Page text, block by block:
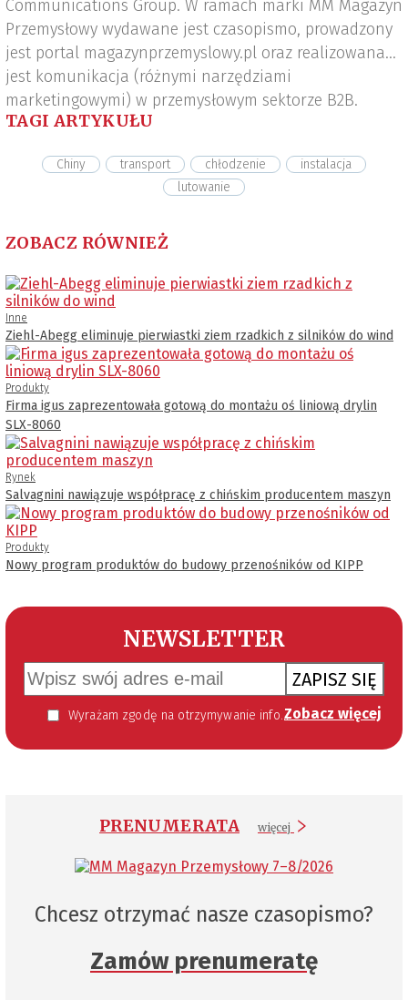
Communications Group. W ramach marki MM Magazyn
Przemysłowy wydawane jest czasopismo, prowadzony
jest portal magazynprzemyslowy.pl oraz realizowana
jest komunikacja (różnymi narzędziami
marketingowymi) w przemysłowym sektorze B2B.
TAGI ARTYKUŁU
Chiny transport chłodzenie
instalacja
lutowanie
ZOBACZ RÓWNIEŻ
Inne
Ziehl-Abegg eliminuje pierwiastki ziem rzadkich z silników do wind
Produkty
Firma igus zaprezentowała gotową do montażu oś liniową drylin
SLX-8060
Rynek
Salvagnini nawiązuje współpracę z chińskim producentem maszyn
Produkty
Nowy program produktów do budowy przenośników od KIPP
NEWSLETTER
ZAPISZ SIĘ
Wyrażam zgodę na otrzymywanie informacji handlowej kierowanej do mnie za pomocą środków komunikacji elektronicznej w szczególności poczty elektronicznej zgodnie z przepisem art. 10 ust 2 ustawy z dnia 18 lipca 2002 roku o świadczeniu usług drogą elektroniczną (Dz. U. 144 z 2002 r. poz. 1204). Zgoda jest dobrowolna, jednak jej wyrażenie jest konieczne, aby otrzymywać newsletter. Zobacz więcej
PRENUMERATA więcej
Chcesz otrzymać nasze czasopismo?
Zamów prenumeratę